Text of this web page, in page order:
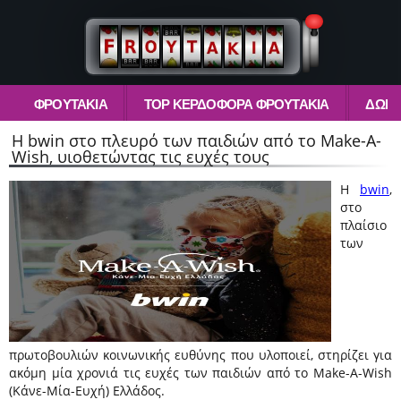
ΦΡΟΥΤΆΚΙΑ TOP ΚΕΡΔΟΦΌΡΑ ΦΡΟΥΤΆΚΙΑ
Η bwin στο πλευρό των παιδιών από το Make-A-
Wish, υιοθετώντας τις ευχές τους
Η bwin,
στο
πλαίσιο
των
πρωτοβουλιών κοινωνικής ευθύνης που υλοποιεί, στηρίζει για
ακόμη μία χρονιά τις ευχές των παιδιών από το Make-A-Wish
(Κάνε-Μία-Ευχή) Ελλάδος.